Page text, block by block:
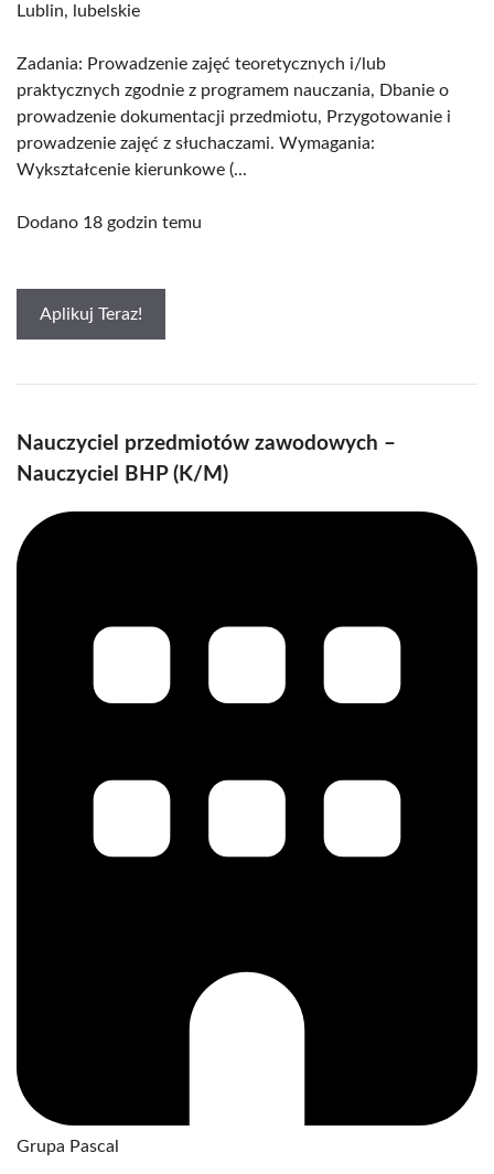
Lublin, lubelskie
Zadania: Prowadzenie zajęć teoretycznych i/lub
praktycznych zgodnie z programem nauczania, Dbanie o
prowadzenie dokumentacji przedmiotu, Przygotowanie i
prowadzenie zajęć z słuchaczami. Wymagania:
Wykształcenie kierunkowe (...
Dodano 18 godzin temu
Aplikuj Teraz!
Nauczyciel przedmiotów zawodowych –
Nauczyciel BHP (K/M)
Grupa Pascal